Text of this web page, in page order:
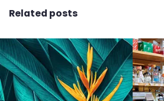
Related posts